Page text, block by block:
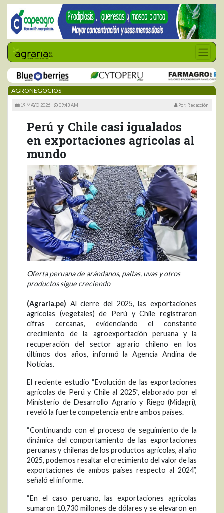
AGRONEGOCIOS
19 MAYO 2026 | 09:43 AM Por: Redacción
Perú y Chile casi igualados
en exportaciones agrícolas al
mundo
Oferta peruana de arándanos, paltas, uvas y otros
productos sigue creciendo
(Agraria.pe) Al cierre del 2025, las exportaciones
agrícolas (vegetales) de Perú y Chile registraron
cifras cercanas, evidenciando el constante
crecimiento de la agroexportación peruana y la
recuperación del sector agrario chileno en los
últimos dos años, informó la Agencia Andina de
Noticias.
El reciente estudio “Evolución de las exportaciones
agrícolas de Perú y Chile al 2025”, elaborado por el
Ministerio de Desarrollo Agrario y Riego (Midagri),
reveló la fuerte competencia entre ambos países.
“Continuando con el proceso de seguimiento de la
dinámica del comportamiento de las exportaciones
peruanas y chilenas de los productos agrícolas, al año
2025, podemos resaltar el crecimiento del valor de las
exportaciones de ambos países respecto al 2024”,
señaló el informe.
“En el caso peruano, las exportaciones agrícolas
sumaron 10,730 millones de dólares y se elevaron en